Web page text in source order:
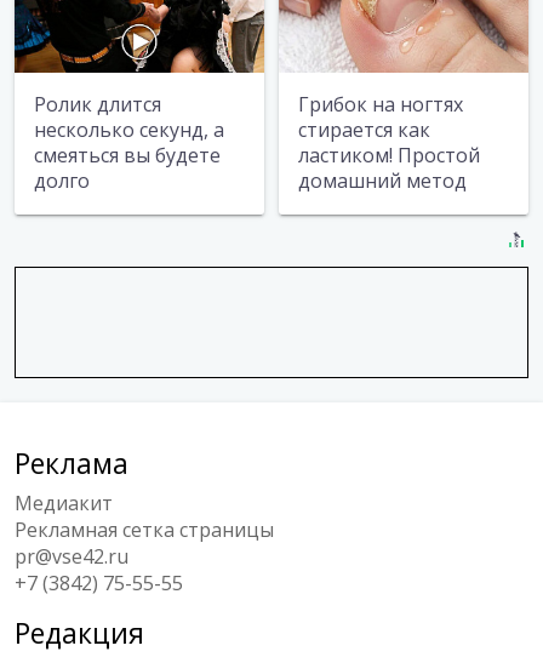
Ролик длится
несколько секунд, а
смеяться вы будете
долго
Грибок на ногтях
стирается как
ластиком! Простой
домашний метод
Реклама
Медиакит
Рекламная сетка страницы
pr@vse42.ru
+7 (3842) 75-55-55
Редакция